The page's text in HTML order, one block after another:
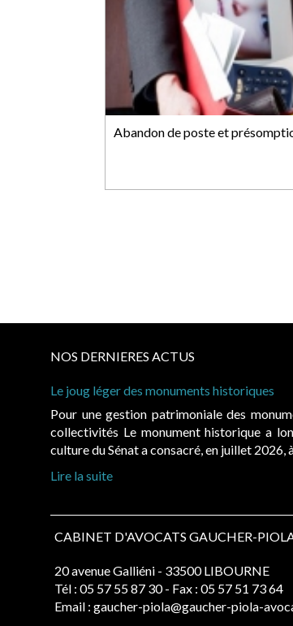
Abandon de poste et
NOS DERNIERES ACTUS
Le joug léger des monuments historiques
Pour une gestion patrimoniale des
collectivités Le monument historique a
culture du Sénat a consacré, en juillet 2026,
Lire la suite
CABINET D'AVOCATS GAUCHER-
20 avenue Galliéni - 33500 LIBOURNE
Tél : 05 57 55 87 30 - Fax : 05 57 51 73 64
Email : gaucher-piola@gaucher-piola-